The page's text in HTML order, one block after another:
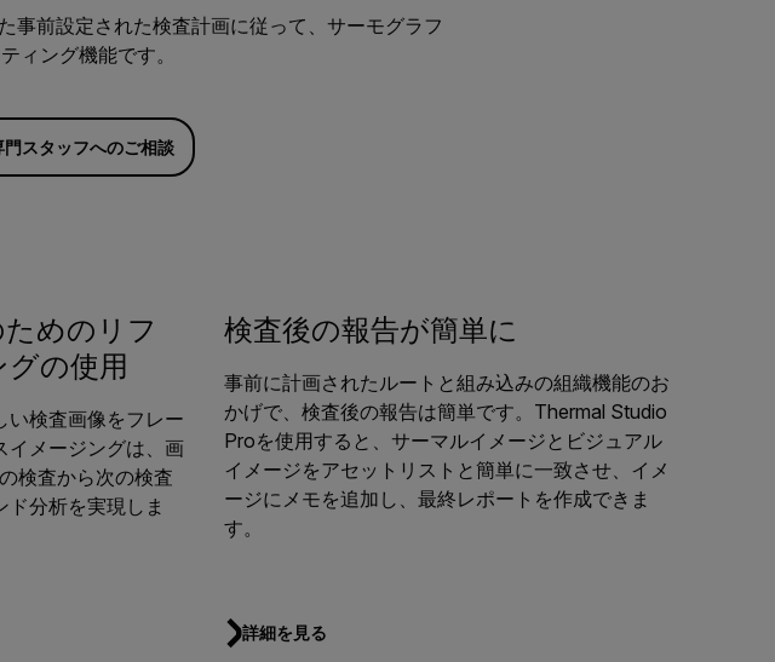
事前設定された検査計画に従って、サーモグラフ
ィング機能です。
門スタッフへのご相談
めのリフ
の使用
い検査画像をフレー
イメージングは、画
検査から次の検査
ド分析を実現しま
検査後の報告が簡単に
事前に計画されたルートと組み込みの組織機能のお
かげで、検査後の報告は簡単です。Thermal Studio
Proを使用すると、サーマルイメージとビジュアル
イメージをアセットリストと簡単に一致させ、イメ
ージにメモを追加し、最終レポートを作成できま
す。
詳細を見る